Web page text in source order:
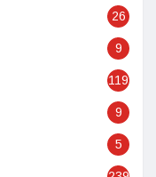
26
9
119
9
5